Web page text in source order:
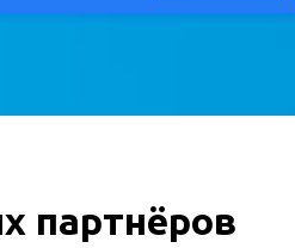
партнёров